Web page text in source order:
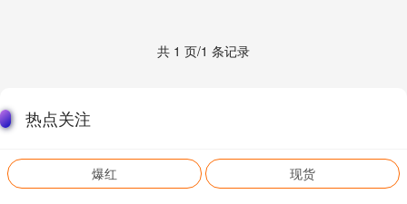
共 1 页/1 条记录
热点关注
爆红 现货